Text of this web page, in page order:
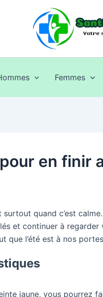
Femmes
en finir
quand c’est
et continuer à
que l’été est à nos
jaune, vous